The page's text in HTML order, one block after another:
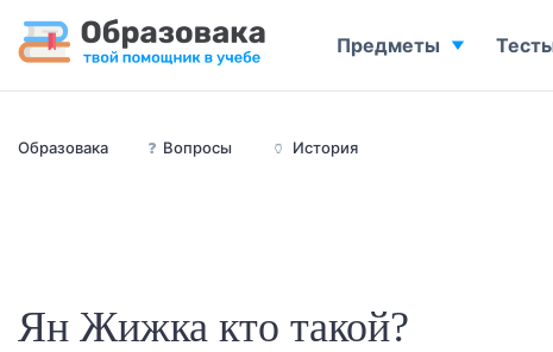
Образовака ❓ Вопросы 🏺 История
Ян Жижка кто такой?
Предметы